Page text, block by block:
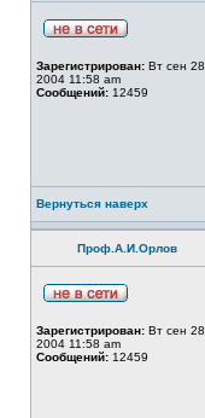
Зарегистрирован: Вт сен 28,
2004 11:58 am
Сообщений: 12459
Вернуться наверх
Проф.А.И.Орлов
Зарегистрирован: Вт сен 28,
2004 11:58 am
Сообщений: 12459